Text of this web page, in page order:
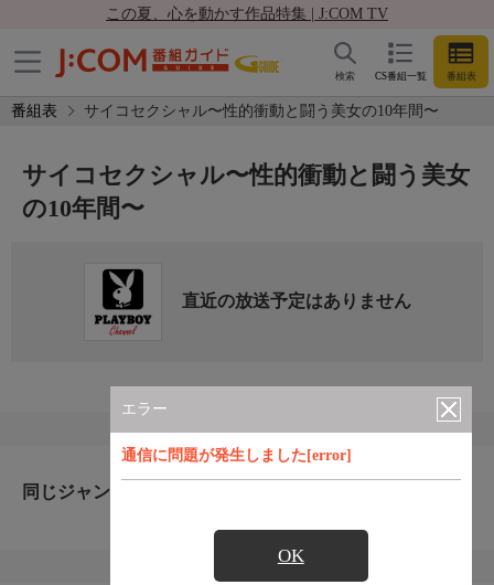
この夏、心を動かす作品特集 | J:COM TV
CS番組一覧 番組表
検索
番組表 サイコセクシャル〜性的衝動と闘う美女の10年間〜
エラー
通信に問題が発生しました[error]
OK
サイコセクシャル〜性的衝動と闘う美女
の10年間〜
直近の放送予定はありません
同じジャンルのおすすめ番組